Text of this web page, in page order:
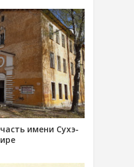
имени Сухэ-